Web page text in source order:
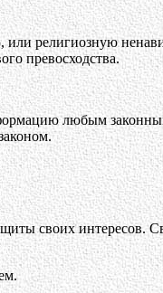
религиозную
превосходства.
любым
своих интересов.